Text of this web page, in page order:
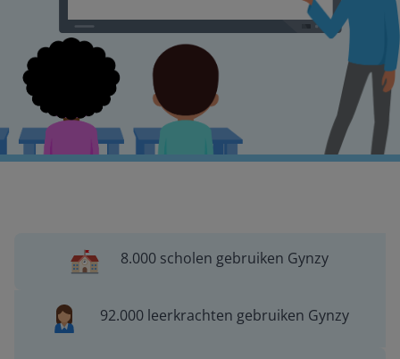
8.000 scholen gebruiken Gynzy
92.000 leerkrachten gebruiken Gynzy